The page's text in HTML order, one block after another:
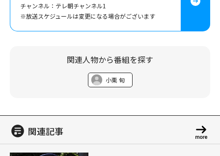
チャンネル：テレ朝チャンネル1
※放送スケジュールは変更になる場合がございます
関連人物から番組を探す
小栗 旬
関連記事